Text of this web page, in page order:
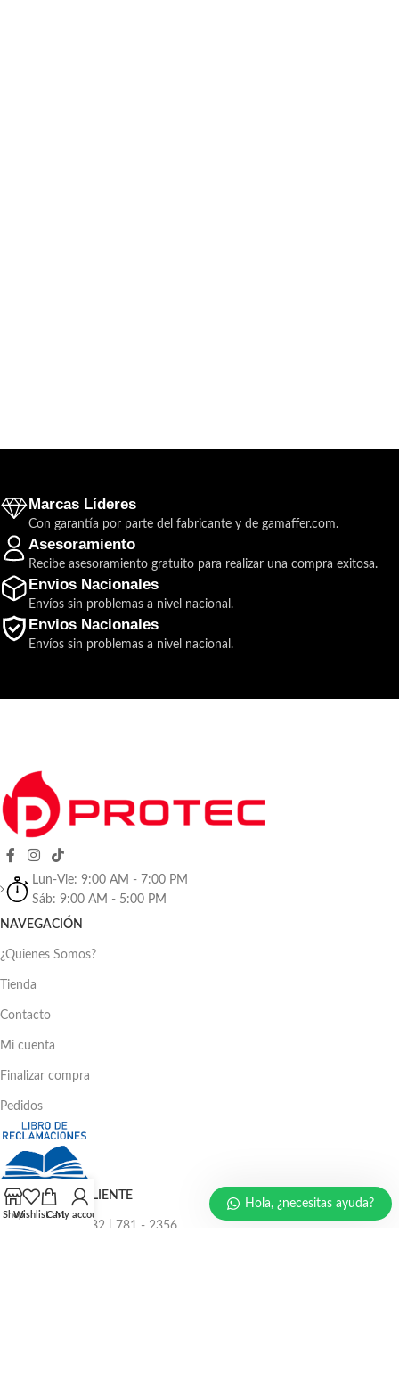
Marcas Líderes
Con garantía por parte del fabricante y de gamaffer.com.
Asesoramiento
Recibe asesoramiento gratuito para realizar una compra exitosa.
Envios Nacionales
Envíos sin problemas a nivel nacional.
Envios Nacionales
Envíos sin problemas a nivel nacional.
Lun-Vie: 9:00 AM - 7:00 PM
Sáb: 9:00 AM - 5:00 PM
NAVEGACIÓN
¿Quienes Somos?
Tienda
Contacto
Mi cuenta
Finalizar compra
Pedidos
ATENCIÓN AL CLIENTE
Ventas: 386 - 4582 | 781 - 2356
ShopWishlistCartMy account
Hola, ¿necesitas ayuda?